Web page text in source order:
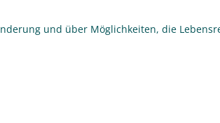
und über Möglichkeiten, die